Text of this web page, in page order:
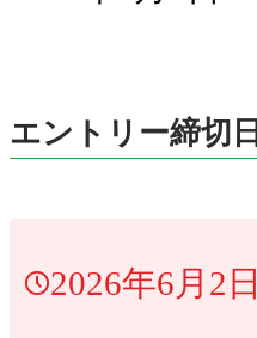
エントリー締切日
2026年6月2日